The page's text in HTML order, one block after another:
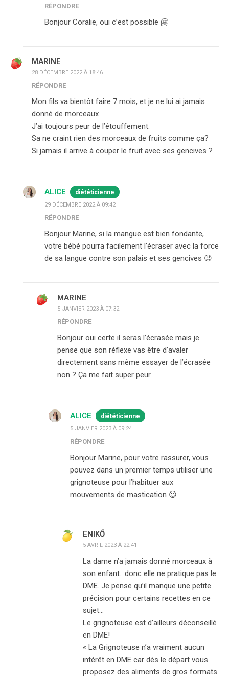
RÉPONDRE
Bonjour Coralie, oui c’est possible 🤗
MARINE
28 DÉCEMBRE 2022 À 18:46
RÉPONDRE
Mon fils va bientôt faire 7 mois, et je ne lui ai jamais
donné de morceaux
J’ai toujours peur de l’étouffement.
Sa ne craint rien des morceaux de fruits comme ça?
Si jamais il arrive à couper le fruit avec ses gencives ?
ALICE diététicienne
29 DÉCEMBRE 2022 À 09:42
RÉPONDRE
Bonjour Marine, si la mangue est bien fondante,
votre bébé pourra facilement l’écraser avec la force
de sa langue contre son palais et ses gencives 😉
MARINE
5 JANVIER 2023 À 07:32
RÉPONDRE
Bonjour oui certe il seras l’écrasée mais je
pense que son réflexe vas être d’avaler
directement sans même essayer de l’écrasée
non ? Ça me fait super peur
ALICE diététicienne
5 JANVIER 2023 À 09:24
RÉPONDRE
Bonjour Marine, pour votre rassurer, vous
pouvez dans un premier temps utiliser une
grignoteuse pour l’habituer aux
mouvements de mastication 😉
ENIKŐ
5 AVRIL 2023 À 22:41
La dame n’a jamais donné morceaux à
son enfant.. donc elle ne pratique pas le
DME. Je pense qu’il manque une petite
précision pour certains recettes en ce
sujet…
Le grignoteuse est d’ailleurs déconseillé
en DME!
« La Grignoteuse n’a vraiment aucun
intérêt en DME car dès le départ vous
proposez des aliments de gros formats